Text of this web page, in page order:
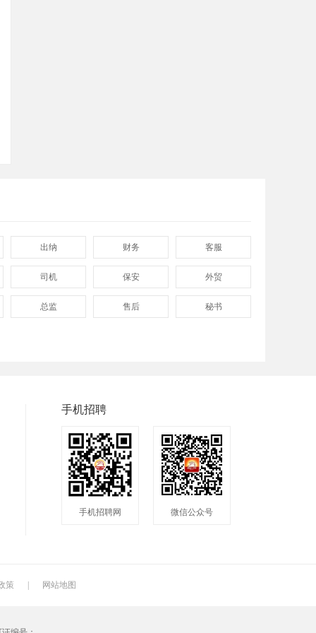
出纳 财务 客服
司机 保安 外贸
总监 售后 秘书
手机招聘
手机招聘网 微信公众号
策 网站地图